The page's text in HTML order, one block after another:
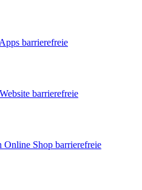
barrierefreie
barrierefreie
Online Shop barrierefreie